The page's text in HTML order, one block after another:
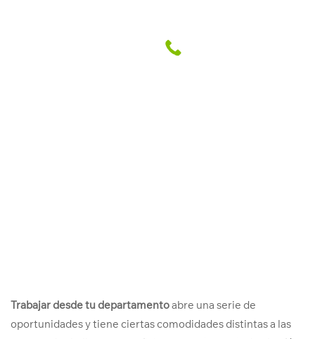
Trabajar desde tu departamentoabre una serie de
oportunidades y tiene ciertas comodidades distintas a las